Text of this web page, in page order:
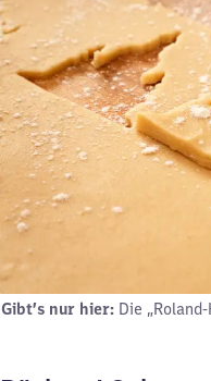
Gibt’s nur hier: Die